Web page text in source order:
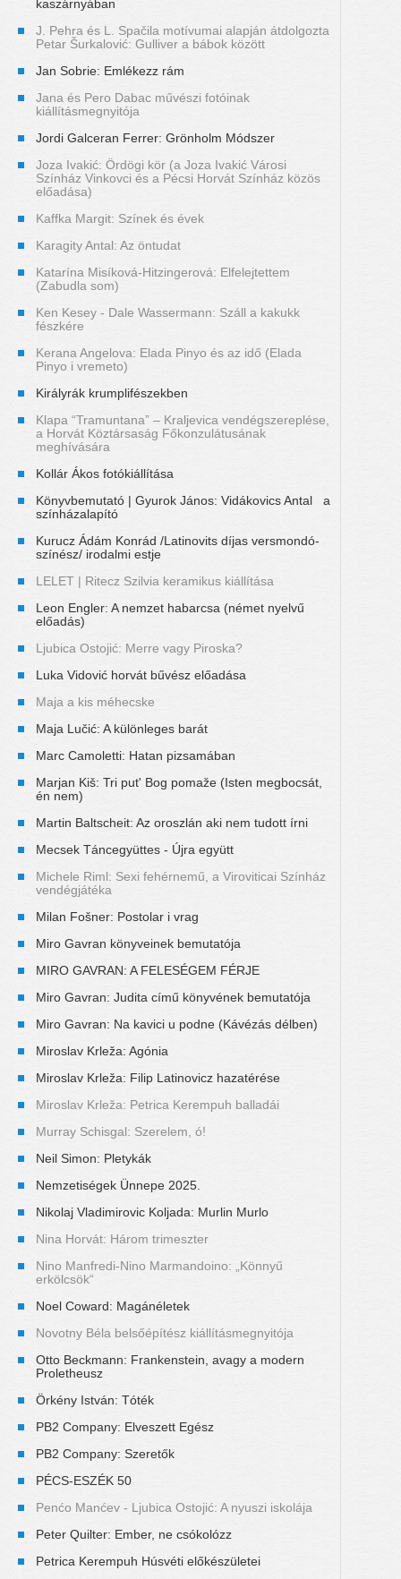
kaszárnyában
J. Pehra és L. Spačila motívumai alapján átdolgozta
Petar Šurkalović: Gulliver a bábok között
Jan Sobrie: Emlékezz rám
Jana és Pero Dabac művészi fotóinak
kiállításmegnyitója
Jordi Galceran Ferrer: Grönholm Módszer
Joza Ivakić: Ördögi kör (a Joza Ivakić Városi
Színház Vinkovci és a Pécsi Horvát Színház közös
előadása)
Kaffka Margit: Színek és évek
Karagity Antal: Az öntudat
Katarína Misíková-Hitzingerová: Elfelejtettem
(Zabudla som)
Ken Kesey - Dale Wassermann: Száll a kakukk
fészkére
Kerana Angelova: Elada Pinyo és az idő (Elada
Pinyo i vremeto)
Királyrák krumplifészekben
Klapa “Tramuntana” – Kraljevica vendégszereplése,
a Horvát Köztársaság Főkonzulátusának
meghívására
Kollár Ákos fotókiállítása
Könyvbemutató | Gyurok János: Vidákovics Antal a
színházalapító
Kurucz Ádám Konrád /Latinovits díjas versmondó-
színész/ irodalmi estje
LELET | Ritecz Szilvia keramikus kiállítása
Leon Engler: A nemzet habarcsa (német nyelvű
előadás)
Ljubica Ostojić: Merre vagy Piroska?
Luka Vidović horvát bűvész előadása
Maja a kis méhecske
Maja Lučić: A különleges barát
Marc Camoletti: Hatan pizsamában
Marjan Kiš: Tri put' Bog pomaže (Isten megbocsát,
én nem)
Martin Baltscheit: Az oroszlán aki nem tudott írni
Mecsek Táncegyüttes - Újra együtt
Michele Riml: Sexi fehérnemű, a Viroviticai Színház
vendégjátéka
Milan Fošner: Postolar i vrag
Miro Gavran könyveinek bemutatója
MIRO GAVRAN: A FELESÉGEM FÉRJE
Miro Gavran: Judita című könyvének bemutatója
Miro Gavran: Na kavici u podne (Kávézás délben)
Miroslav Krleža: Agónia
Miroslav Krleža: Filip Latinovicz hazatérése
Miroslav Krleža: Petrica Kerempuh balladái
Murray Schisgal: Szerelem, ó!
Neil Simon: Pletykák
Nemzetiségek Ünnepe 2025.
Nikolaj Vladimirovic Koljada: Murlin Murlo
Nina Horvát: Három trimeszter
Nino Manfredi-Nino Marmandoino: „Könnyű
erkölcsök“
Noel Coward: Magánéletek
Novotny Béla belsőépítész kiállításmegnyitója
Otto Beckmann: Frankenstein, avagy a modern
Proletheusz
Örkény István: Tóték
PB2 Company: Elveszett Egész
PB2 Company: Szeretők
PÉCS-ESZÉK 50
Penćo Manćev - Ljubica Ostojić: A nyuszi iskolája
Peter Quilter: Ember, ne csókolózz
Petrica Kerempuh Húsvéti előkészületei